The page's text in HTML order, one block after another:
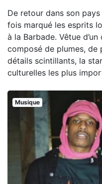
De retour dans son
fois marqué les esprits
à la Barbade. Vêtue
composé de plumes, de
détails scintillants, la
culturelles les plus
Musique